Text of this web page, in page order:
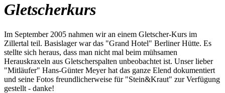
Gletscherkurs
Im September 2005 nahmen wir an einem Gletscher-Kurs im
Zillertal teil. Basislager war das "Grand Hotel" Berliner Hütte. Es
stellte sich heraus, dass man nicht mal beim mühsamen
Herauskraxeln aus Gletscherspalten unbeobachtet ist. Unser lieber
"Mitläufer" Hans-Günter Meyer hat das ganze Elend dokumentiert
und seine Fotos freundlicherweise für "Stein&Kraut" zur Verfügung
gestellt - danke!